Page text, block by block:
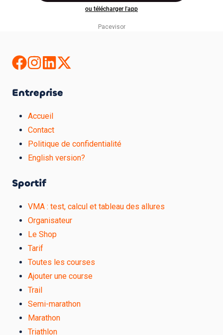
Pacevisor
Entreprise
Accueil
Contact
Politique de confidentialité
English version?
Sportif
VMA : test, calcul et tableau des allures
Organisateur
Le Shop
Tarif
Toutes les courses
Ajouter une course
Trail
Semi-marathon
Marathon
Triathlon